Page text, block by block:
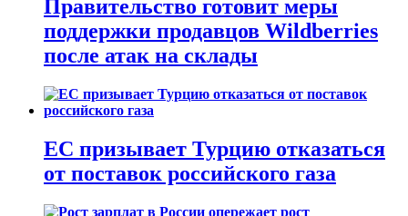
Правительство готовит меры
поддержки продавцов Wildberries
после атак на склады
ЕС призывает Турцию отказаться
от поставок российского газа